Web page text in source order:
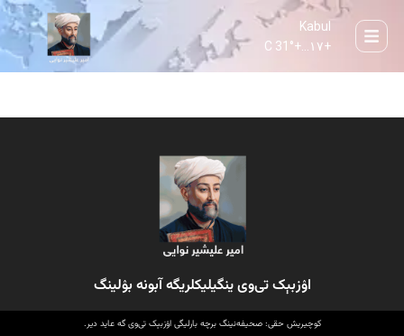
Kabul
+۱۷... +
31° C
اۉزبېک تی‌وی ینگیلیکلریگه آبونه بۉلینگ
کوچیریش حقی: صحیفه‌نینگ برچه بارلیگی اۉزبېک تی‌وی گه عاید دیر.